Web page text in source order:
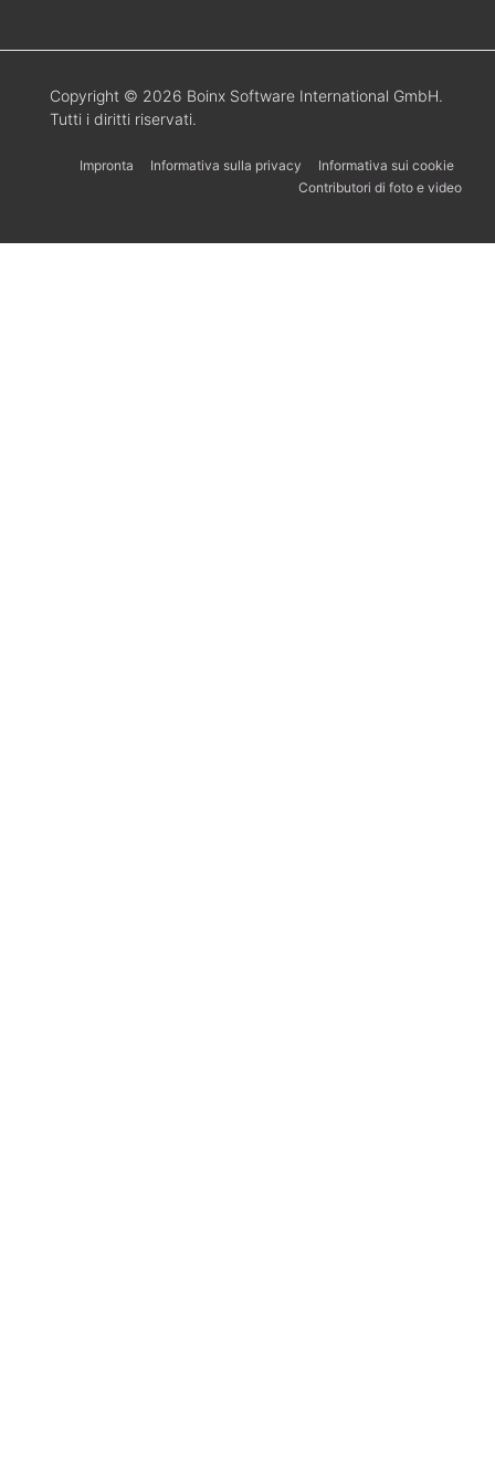
Copyright © 2026 Boinx Software International GmbH.
Tutti i diritti riservati.
Impronta Informativa sulla privacy
Informativa sui cookie
Contributori di foto e video